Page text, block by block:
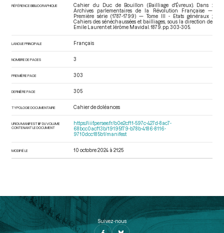
RÉFÉRENCE BIBLIOGRAPHIQUE
Cahier du Duc de Bouillon (Bailliage d'Évreux). Dans :
Archives parlementaires de la Révolution Française —
Première série (1787-1799) — Tome III - Etats généraux ;
Cahiers des sénéchaussées et bailliages , sous la direction de
Emile Laurent et Jérôme Mavidal. 1879. pp. 303-305.
LANGUE PRINCIPALE Français
NOMBRE DE PAGES 3
PREMIÈRE PAGE 303
DERNIÈRE PAGE 305
TYPOLOGIE DOCUMENTAIRE Cahier de doléances
URI DU MANIFEST IIIF DU VOLUME
CONTENANT LE DOCUMENT
https://iiif.persee.fr/b0e2cf11-597c-427d-8ac7-
68bcc0acf13b/19195f79-b78b-4186-8116-
9710dcc185b1/manifest
MODIFIÉ LE 10 octobre 2024 à 21:25
Suivez-nous